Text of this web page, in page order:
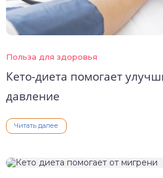
Польза для здоровья
Кето-диета помогает
давление
Читать далее